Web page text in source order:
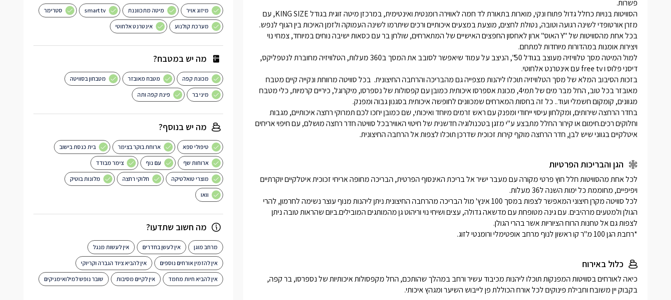
בכל אחת מצמד הסוויטות של "Yהאוס" ארון לאחסון
החפצים האישיים של המתארחים, שולחן בר עם
כסאות ישיבה נוחים במיוחד, צמחי נוי ויצירות אומנות
במהדורות מיוחדות למתחם.
איטלקיים בגווני שיש לבן, חדר הרחצה מוקף קירות זכוכית שדרכן תוכלו לצפות אל הרחבה החיצונית.
הגן והבריכות הפרטיות
*רחבת הגן 100 מ"ר קו ראשון לנוף מרחב אופטימלי ורומנטי לזוג.
כלול באירוח
בקבוק יין משובח וחבילת פינוקים לכל אורח הכוללת פן לייבוש השיער ומגהץ איכותי.
מיזוג אויר מיטה מתכווננת smart tv סטרימר
מערכת קולנוע אינטרנט אלחוטי
מה יש במטבח?
מכונת קפה מטבח מאובזר מטבחון בסוויטה
מיני בר פינת קפה ותה
מה יש בנוסף?
טיפולי ספא ארוחת בוקר בצימר בית כנסת בישוב
ארוחות שף עם נוף צימר מבודד
מוצרי טואלטיקה חלוקי רחצה מלונות בוטיק
וואו
מה חשוב שתדעו?
מרחב מוגן אין לעשן בחדרים אין לעשות מנגל
אין להזמין אורחים נוספים אין להביא ציוד הגברה וקריוקי
אין להביא חיות מחמד אין לקיים מסיבות שובר נופש למילואימניקים